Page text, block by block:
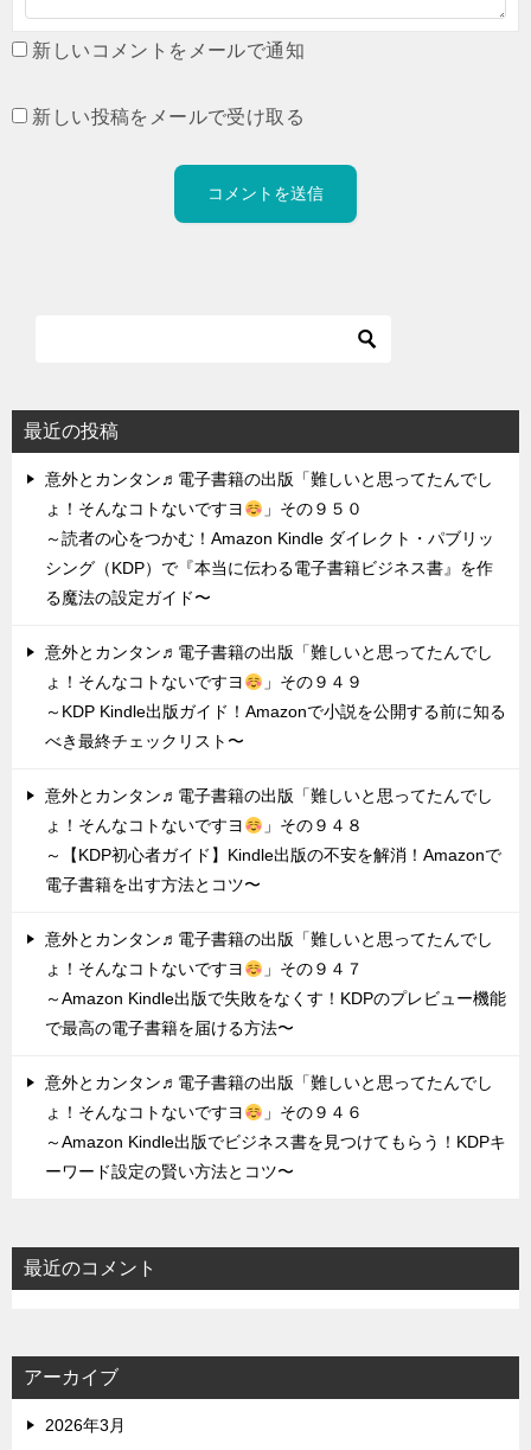
新しいコメントをメールで通知
新しい投稿をメールで受け取る
最近の投稿
意外とカンタン♬電子書籍の出版「難しいと思ってたんでし
ょ！そんなコトないですヨ
」その９５０
～読者の心をつかむ！Amazon Kindle ダイレクト・パブリッ
シング（KDP）で『本当に伝わる電子書籍ビジネス書』を作
る魔法の設定ガイド〜
意外とカンタン♬電子書籍の出版「難しいと思ってたんでし
ょ！そんなコトないですヨ
」その９４９
～KDP Kindle出版ガイド！Amazonで小説を公開する前に知る
べき最終チェックリスト〜
意外とカンタン♬電子書籍の出版「難しいと思ってたんでし
ょ！そんなコトないですヨ
」その９４８
～【KDP初心者ガイド】Kindle出版の不安を解消！Amazonで
電子書籍を出す方法とコツ〜
意外とカンタン♬電子書籍の出版「難しいと思ってたんでし
ょ！そんなコトないですヨ
」その９４７
～Amazon Kindle出版で失敗をなくす！KDPのプレビュー機能
で最高の電子書籍を届ける方法〜
意外とカンタン♬電子書籍の出版「難しいと思ってたんでし
ょ！そんなコトないですヨ
」その９４６
～Amazon Kindle出版でビジネス書を見つけてもらう！KDPキ
ーワード設定の賢い方法とコツ〜
最近のコメント
アーカイブ
2026年3月